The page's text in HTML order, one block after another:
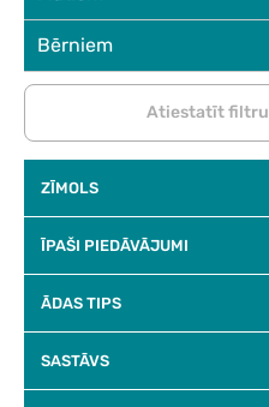
Bērniem
Atiestatīt filtru
ZĪMOLS
ĪPAŠI PIEDĀVĀJUMI
ĀDAS TIPS
SASTĀVS